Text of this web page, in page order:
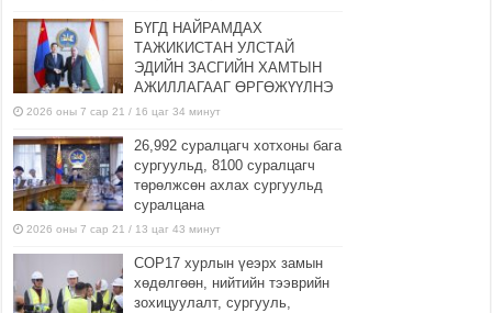
БҮГД НАЙРАМДАХ
ТАЖИКИСТАН УЛСТАЙ
ЭДИЙН ЗАСГИЙН ХАМТЫН
АЖИЛЛАГААГ ӨРГӨЖҮҮЛНЭ
2026 оны 7 сар 21 / 16 цаг 34 минут
26,992 суралцагч хотхоны бага
сургуульд, 8100 суралцагч
төрөлжсөн ахлах сургуульд
суралцана
2026 оны 7 сар 21 / 13 цаг 43 минут
COP17 хурлын үеэрх замын
хөдөлгөөн, нийтийн тээврийн
зохицуулалт, сургууль,